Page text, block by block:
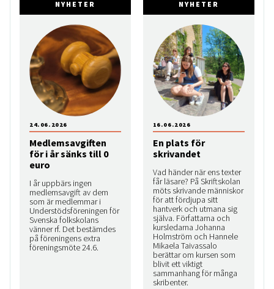
NYHETER
Medlemsavgiften
för i år sänks till 0
euro
I år uppbärs ingen
medlemsavgift av dem
som är medlemmar i
Understödsföreningen för
Svenska folkskolans
vänner rf. Det bestämdes
på föreningens extra
föreningsmöte 24.6.
24.06.2026
NYHETER
En plats för
skrivandet
Vad händer när ens texter
får läsare? På Skriftskolan
möts skrivande människor
för att fördjupa sitt
hantverk och utmana sig
själva. Författarna och
kursledarna Johanna
Holmström och Hannele
Mikaela Taivassalo
berättar om kursen som
blivit ett viktigt
sammanhang för många
skribenter.
16.06.2026